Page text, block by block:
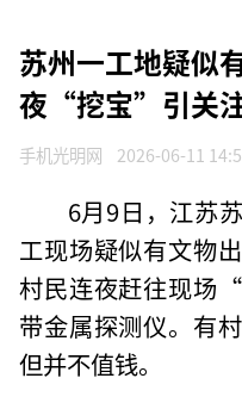
苏州一工地疑似
夜“挖宝”引关
手机光明网 2026-06-11
6月9日，江苏
工现场疑似有文物
村民连夜赶往现场
带金属探测仪。有
但并不值钱。